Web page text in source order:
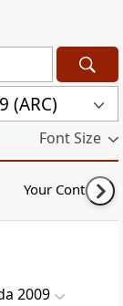
(ARC)
Font Size
Your Content
2009